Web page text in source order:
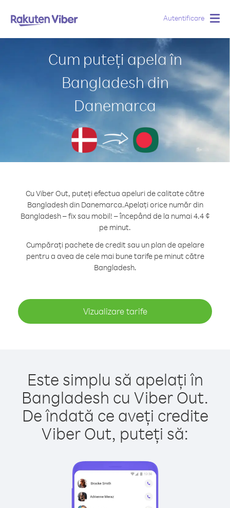
Autentificare
Cum puteți apela în
Bangladesh din
Danemarca
Cu Viber Out, puteți efectua apeluri de calitate către
Bangladesh din Danemarca.Apelați orice număr din
Bangladesh – fix sau mobil! – începând de la numai 4.4 ¢
pe minut.
Cumpărați pachete de credit sau un plan de apelare
pentru a avea de cele mai bune tarife pe minut către
Bangladesh.
Vizualizare tarife
Este simplu să apelați în
Bangladesh cu Viber Out.
De îndată ce aveți credite
Viber Out, puteți să: